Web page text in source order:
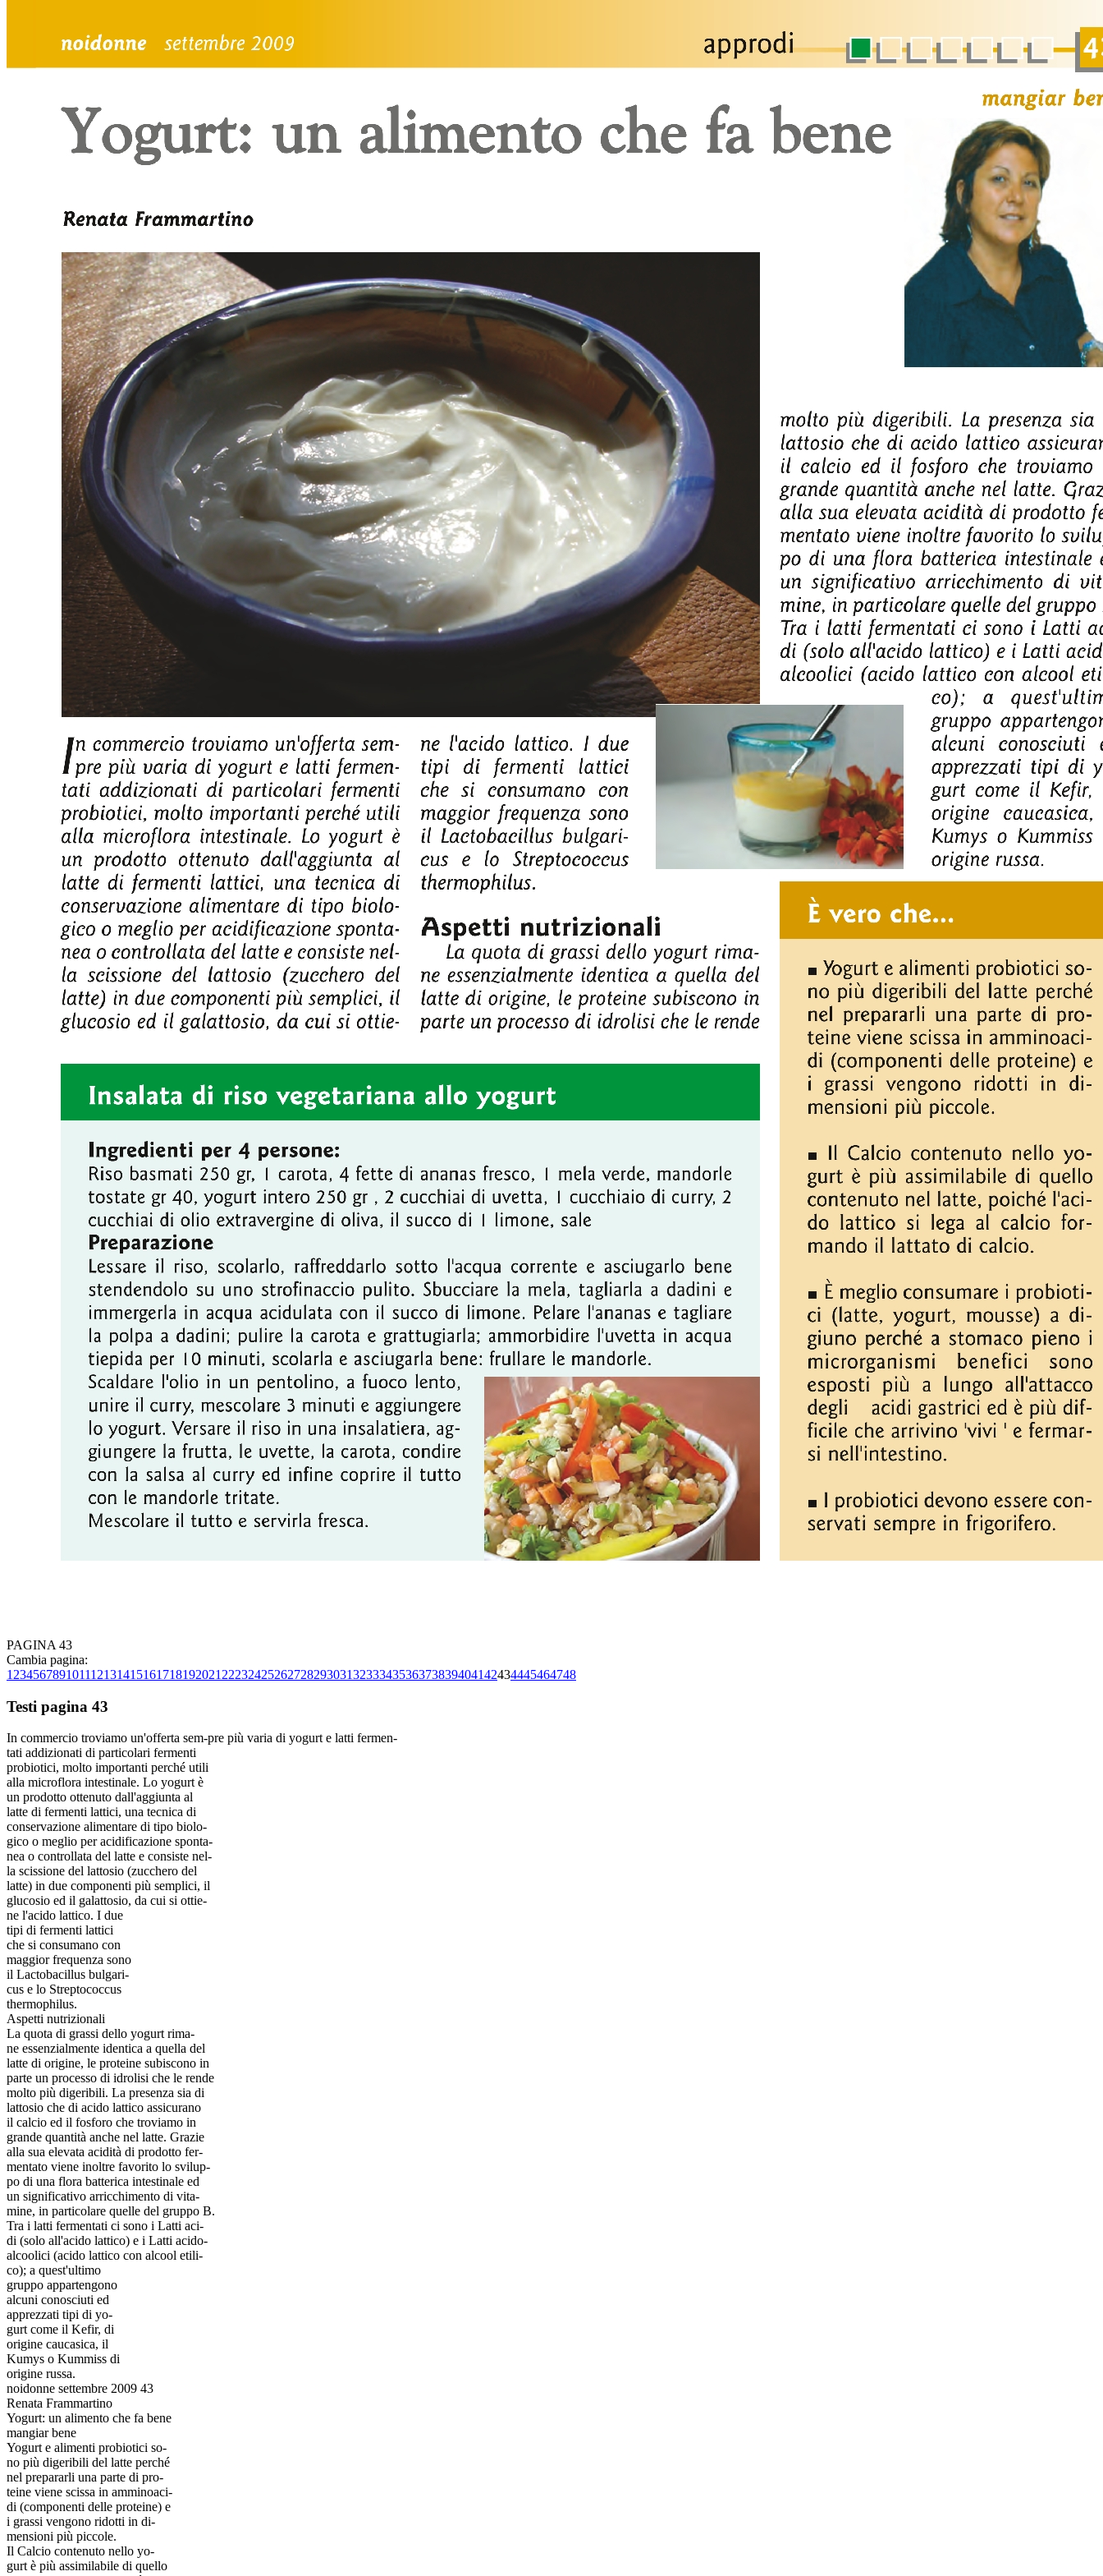
PAGINA 43
Cambia pagina:
1 23456789101112131415161718192021 222324252627282930313233343536373839404142434445464748
Testi pagina 43
In commercio troviamo un'offerta sem-pre più varia di yogurt e latti fermen-
tati addizionati di particolari fermenti
probiotici, molto importanti perché utili
alla microflora intestinale. Lo yogurt è
un prodotto ottenuto dall'aggiunta al
latte di fermenti lattici, una tecnica di
conservazione alimentare di tipo biolo-
gico o meglio per acidificazione sponta-
nea o controllata del latte e consiste nel-
la scissione del lattosio (zucchero del
latte) in due componenti più semplici, il
glucosio ed il galattosio, da cui si ottie-
ne l'acido lattico. I due
tipi di fermenti lattici
che si consumano con
maggior frequenza sono
il Lactobacillus bulgari-
cus e lo Streptococcus
thermophilus.
Aspetti nutrizionali
La quota di grassi dello yogurt rima-
ne essenzialmente identica a quella del
latte di origine, le proteine subiscono in
parte un processo di idrolisi che le rende
molto più digeribili. La presenza sia di
lattosio che di acido lattico assicurano
il calcio ed il fosforo che troviamo in
grande quantità anche nel latte. Grazie
alla sua elevata acidità di prodotto fer-
mentato viene inoltre favorito lo svilup-
po di una flora batterica intestinale ed
un significativo arricchimento di vita-
mine, in particolare quelle del gruppo B.
Tra i latti fermentati ci sono i Latti aci-
di (solo all'acido lattico) e i Latti acido-
alcoolici (acido lattico con alcool etili-
co); a quest'ultimo
gruppo appartengono
alcuni conosciuti ed
apprezzati tipi di yo-
gurt come il Kefir, di
origine caucasica, il
Kumys o Kummiss di
origine russa.
noidonne settembre 2009 43
Renata Frammartino
Yogurt: un alimento che fa bene
mangiar bene
Yogurt e alimenti probiotici so-
no più digeribili del latte perché
nel prepararli una parte di pro-
teine viene scissa in amminoaci-
di (componenti delle proteine) e
i grassi vengono ridotti in di-
mensioni più piccole.
Il Calcio contenuto nello yo-
gurt è più assimilabile di quello